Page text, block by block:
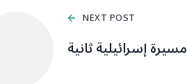
NEXT POST
إسرائيلية ثانية